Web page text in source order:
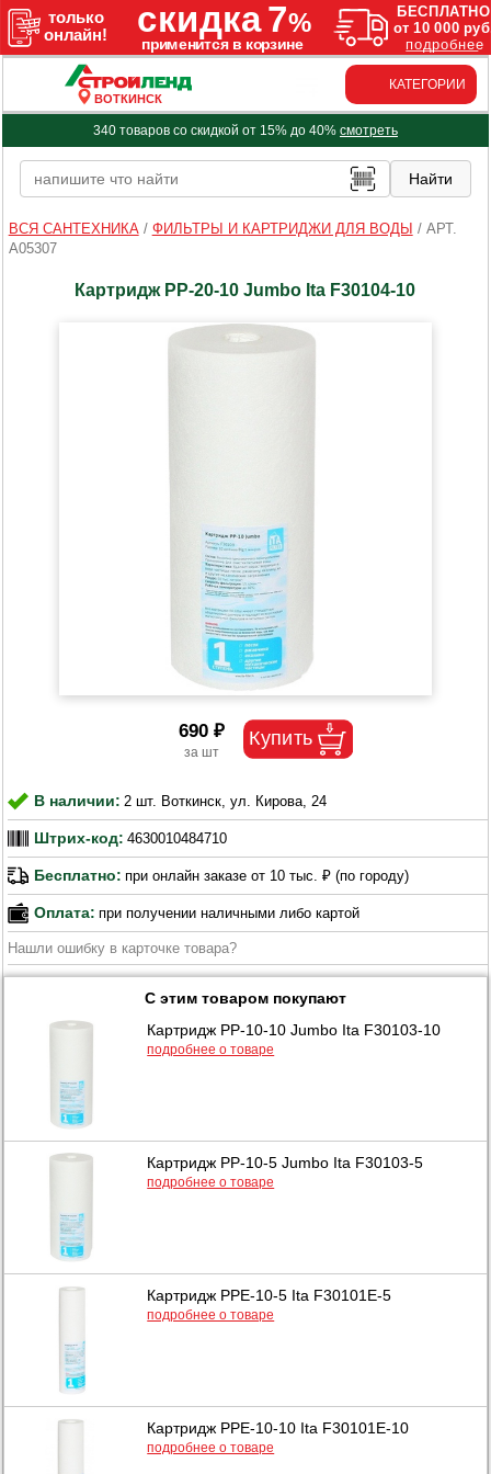
ВОТКИНСК
КАТЕГОРИИ
340 товаров со скидкой от 15% до 40% смотреть
ВСЯ САНТЕХНИКА/ ФИЛЬТРЫ И КАРТРИДЖИ ДЛЯ ВОДЫ / АРТ.
A05307
Картридж PP-20-10 Jumbo Ita F30104-10
690 ₽
В наличии: 2 шт. Воткинск, ул. Кирова, 24
Штрих-код: 4630010484710
Бесплатно: при онлайн заказе от 10 тыс. ₽ (по городу)
Оплата: при получении наличными либо картой
Нашли ошибку в карточке товара?
С этим товаром покупают
Картридж PP-10-10 Jumbo Ita F30103-10
подробнее о товаре
Картридж PP-10-5 Jumbo Ita F30103-5
подробнее о товаре
Картридж PPE-10-5 Ita F30101E-5
подробнее о товаре
Картридж PPE-10-10 Ita F30101E-10
подробнее о товаре